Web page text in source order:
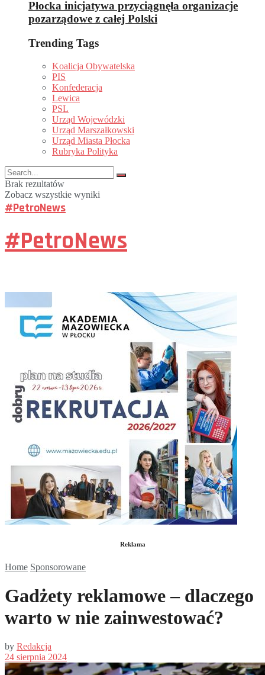
Płocka inicjatywa przyciągnęła organizacje
pozarządowe z całej Polski
Trending Tags
Koalicja Obywatelska
PIS
Konfederacja
Lewica
PSL
Urząd Wojewódzki
Urząd Marszałkowski
Urząd Miasta Płocka
Rubryka Polityka
Brak rezultatów
Zobacz wszystkie wyniki
#PetroNews
#PetroNews
Reklama
Home Sponsorowane
Gadżety reklamowe – dlaczego
warto w nie zainwestować?
by Redakcja
24 sierpnia 2024